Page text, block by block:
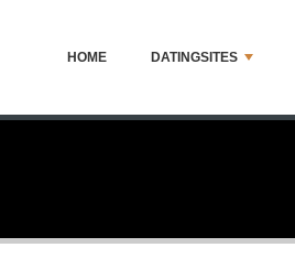
HOME DATINGSITES